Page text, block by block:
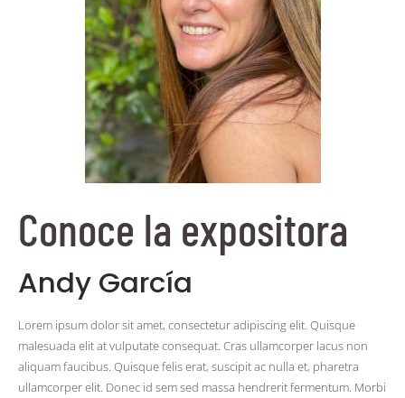
Conoce la expositora
Andy García
Lorem ipsum dolor sit amet, consectetur adipiscing elit. Quisque
malesuada elit at vulputate consequat. Cras ullamcorper lacus non
aliquam faucibus. Quisque felis erat, suscipit ac nulla et, pharetra
ullamcorper elit. Donec id sem sed massa hendrerit fermentum. Morbi